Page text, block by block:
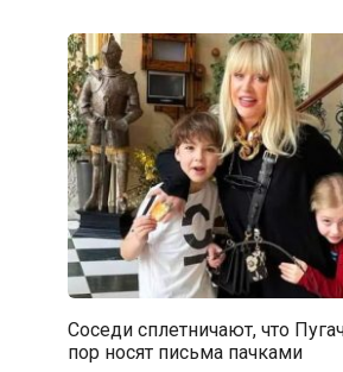
Соседи сплетничают, что
пор носят письма пачками